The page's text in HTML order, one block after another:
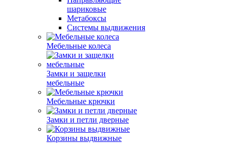
шариковые
Метабоксы
Системы выдвижения
Мебельные колеса
Замки и защелки
мебельные
Мебельные крючки
Замки и петли дверные
Корзины выдвижные